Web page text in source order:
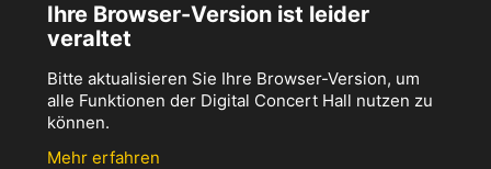
Ihre Browser-Version ist leider
veraltet
Bitte aktualisieren Sie Ihre Browser-Version, um
alle Funktionen der Digital Concert Hall nutzen zu
können.
Mehr erfahren